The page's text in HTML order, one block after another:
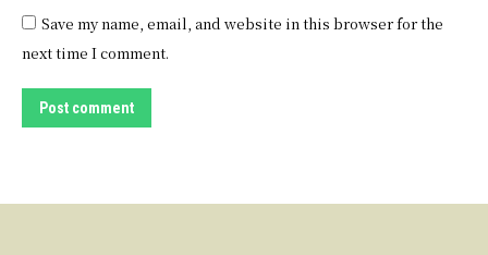
Save my name, email, and website in this browser for the
next time I comment.
Post comment